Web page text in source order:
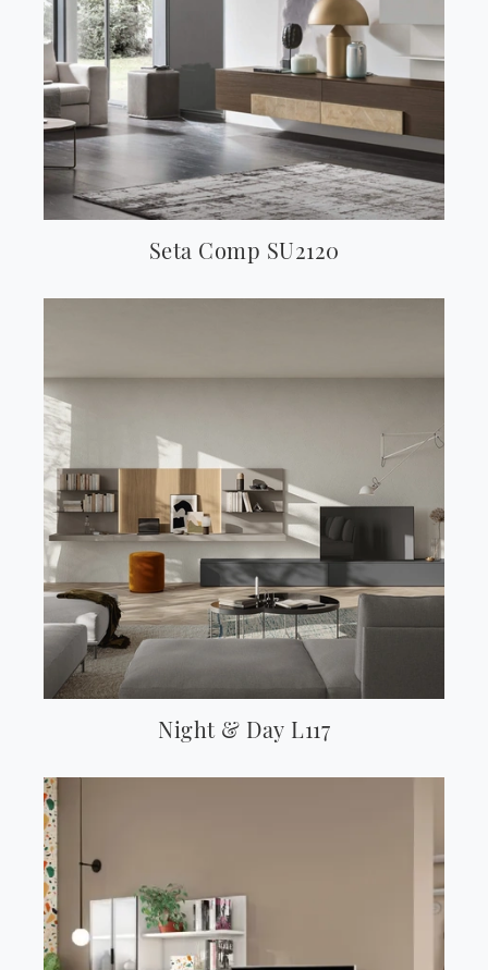
Seta Comp SU2120
Night & Day L117